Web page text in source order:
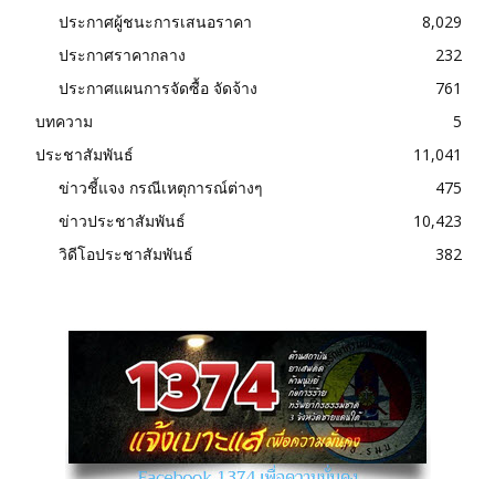
ประกาศผู้ชนะการเสนอราคา
8,029
ประกาศราคากลาง
232
ประกาศแผนการจัดซื้อ จัดจ้าง
761
บทความ
5
ประชาสัมพันธ์
11,041
ข่าวชี้แจง กรณีเหตุการณ์ต่างๆ
475
ข่าวประชาสัมพันธ์
10,423
วิดีโอประชาสัมพันธ์
382